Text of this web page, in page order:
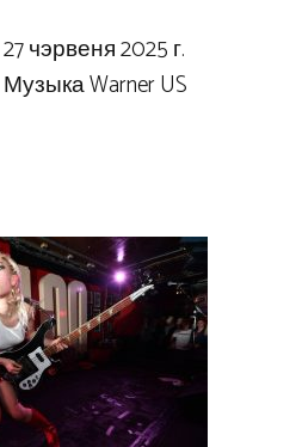
27 чэрвеня 2025 г.
Музыка Warner US